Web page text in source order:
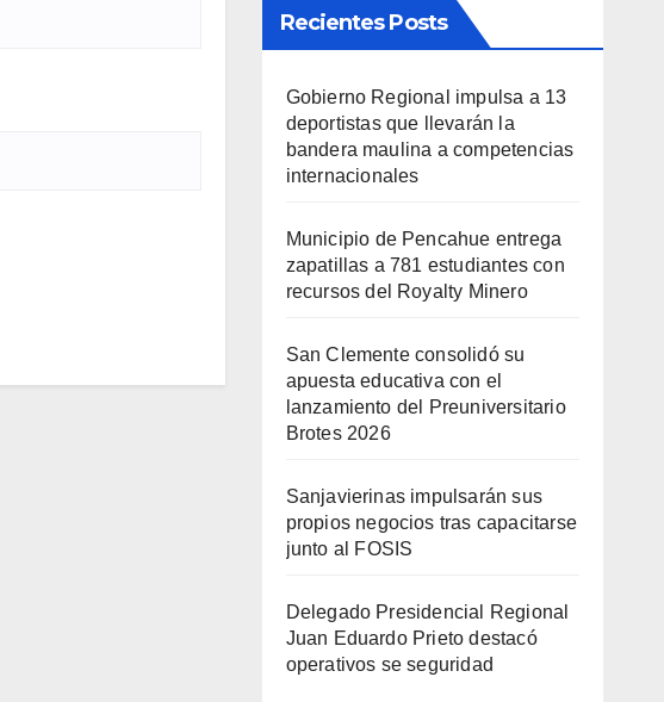
Recientes Posts
Gobierno Regional impulsa a 13
deportistas que llevarán la
bandera maulina a competencias
internacionales
Municipio de Pencahue entrega
zapatillas a 781 estudiantes con
recursos del Royalty Minero
San Clemente consolidó su
apuesta educativa con el
lanzamiento del Preuniversitario
Brotes 2026
Sanjavierinas impulsarán sus
propios negocios tras capacitarse
junto al FOSIS
Delegado Presidencial Regional
Juan Eduardo Prieto destacó
operativos se seguridad